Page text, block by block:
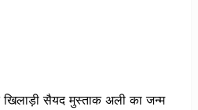
सैयद मुस्ताक अली का जन्म